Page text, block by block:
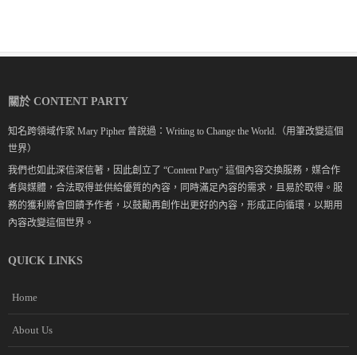
關於 CONTENT PARTY
知名跨領域作家 Mary Pipher 曾說過：Writing to Change the World.（用筆改變這個
世界）
我們也如此深信深信著，因此創立了 “Content Party" 這個內容交換服務，媒合作
者與媒體，合法取得並供給優質的內容，同時滿足內容的需求，且易於取得。服
務的獲利將會回饋予作者，以鼓勵再創作出更好的內容，形成正向循環，以期用
內容改變這個世界。
QUICK LINKS
Home
About Us